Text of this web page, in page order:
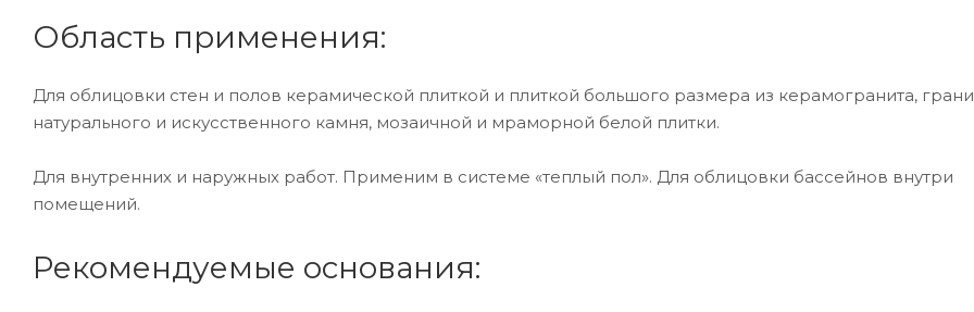
Область применения:
Для облицовки стен и полов керамической плиткой и плиткой большого размера из керамогранита,
натурального и искусственного камня, мозаичной и мраморной белой плитки.
Для внутренних и наружных работ. Применим в системе «теплый пол». Для облицовки бассейнов внутри
помещений.
Рекомендуемые основания: